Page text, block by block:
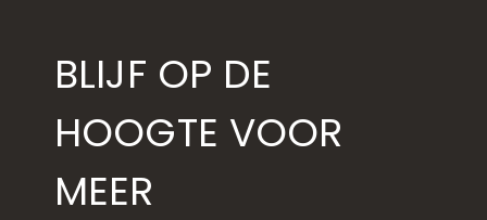
BLIJF OP DE
HOOGTE VOOR
MEER